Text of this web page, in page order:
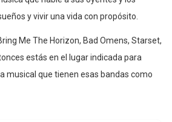
y vivir una vida con propósito.
Me The Horizon, Bad Omens, Starset,
estás en el lugar indicada para
musical que tienen esas bandas como